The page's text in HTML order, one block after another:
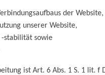
der Website,
unserer Website,
-stabilität sowie
ist Art. 6 Abs. 1 S. 1 lit. f